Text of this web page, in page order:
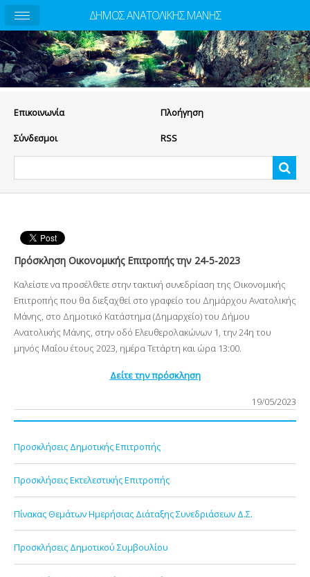
Eπικοινωνία Πλοήγηση
Σύνδεσμοι RSS
Πρόσκληση Οικονομικής Επιτροπής την 24-5-2023
Καλείστε να προσέλθετε στην τακτική συνεδρίαση της Οικονομικής
Επιτροπής που θα διεξαχθεί στο γραφείο του Δημάρχου Ανατολικής
Μάνης, στο Δημοτικό Κατάστημα (Δημαρχείο) του Δήμου
Ανατολικής Μάνης, στην οδό Ελευθερολακώνων 1, την 24η του
μηνός Μαΐου έτους 2023, ημέρα Τετάρτη και ώρα 13:00.
Δείτε την πρόσκληση
19/05/2023
Προσκλήσεις Δημοτικής Επιτροπής
Προσκλήσεις Εκτελεστικής Επιτροπής
Πίνακας Θεμάτων Ημερήσιας Διάταξης Συνεδριάσεων Δ.Σ.
Προσκλήσεις Δημοτικού Συμβουλίου
ΔΗΜΟΣ ΑΝΑΤΟΛΙΚΗΣ ΜΑΝΗΣ